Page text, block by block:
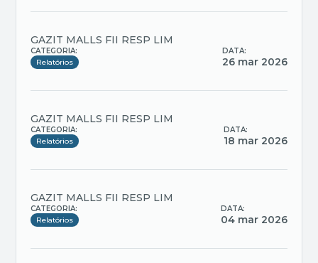
GAZIT MALLS FII RESP LIM
CATEGORIA:
Relatórios
DATA:
26 mar 2026
GAZIT MALLS FII RESP LIM
CATEGORIA:
Relatórios
DATA:
18 mar 2026
GAZIT MALLS FII RESP LIM
CATEGORIA:
Relatórios
DATA:
04 mar 2026